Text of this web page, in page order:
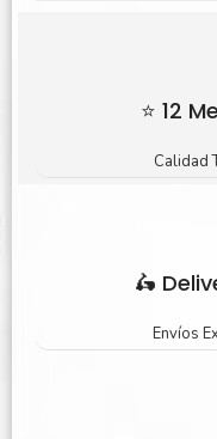
⭐ 12
Calidad
🛵
Envíos